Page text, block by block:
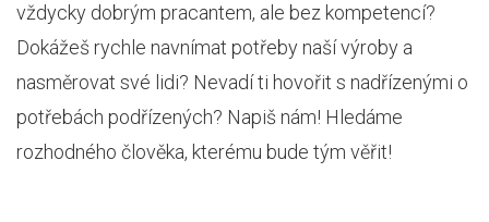
vždycky dobrým pracantem, ale bez kompetencí?
Dokážeš rychle navnímat potřeby naší výroby a
nasměrovat své lidi? Nevadí ti hovořit s nadřízenými o
potřebách podřízených? Napiš nám! Hledáme
rozhodného člověka, kterému bude tým věřit!